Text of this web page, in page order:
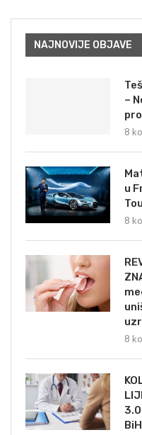
NAJNOVIJE OBJAVE
–
8
u
8
8
BiH